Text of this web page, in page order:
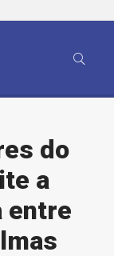
do
a
entre